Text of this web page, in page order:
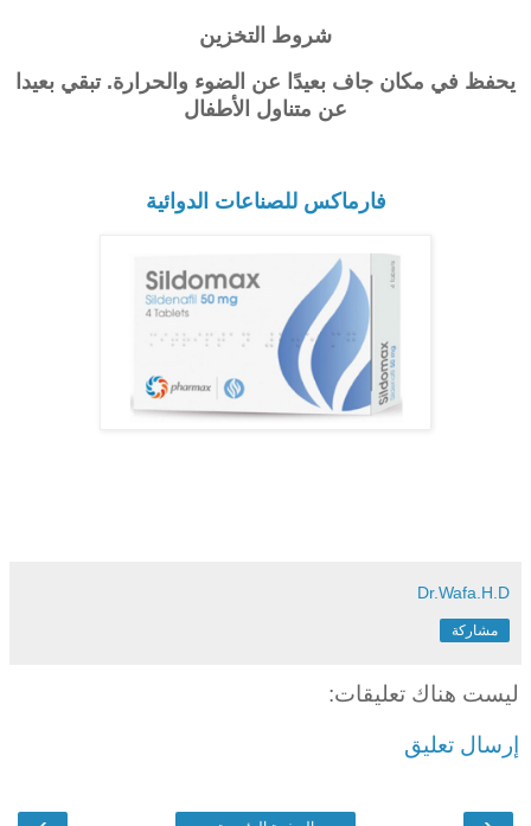
شروط التخزين
يحفظ في مكان جاف بعيدًا عن الضوء والحرارة. تبقي بعيدا
عن متناول الأطفال
فارماكس للصناعات الدوائية
Dr.Wafa.H.D
مشاركة
ليست هناك تعليقات:
إرسال تعليق